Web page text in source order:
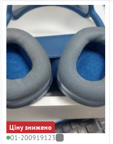
Ціну знижено
01-200919123